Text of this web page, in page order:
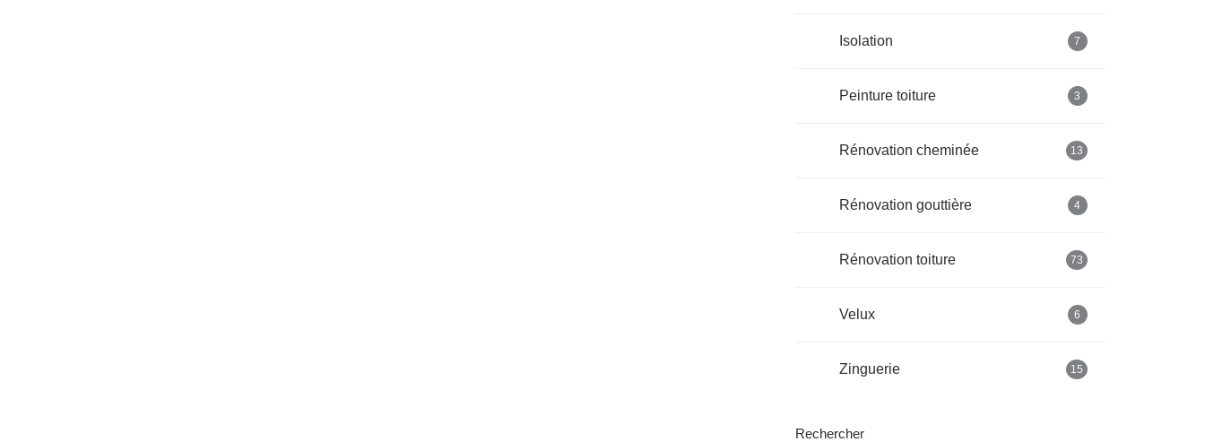
Isolation 7
Peinture toiture 3
Rénovation cheminée 13
Rénovation gouttière 4
Rénovation toiture 73
Velux 6
Zinguerie 15
Rechercher